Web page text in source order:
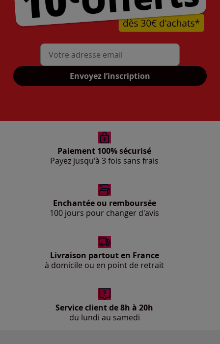
Mon adresse mail
Envoyez l’inscription
Paiement 100% sécurisé
Payez jusqu'à 3 fois sans frais
Enchantée ou remboursée
100 jours pour changer d'avis
Livraison partout en France
à domicile ou en point de retrait
Service client de 8h à 20h
du lundi au samedi